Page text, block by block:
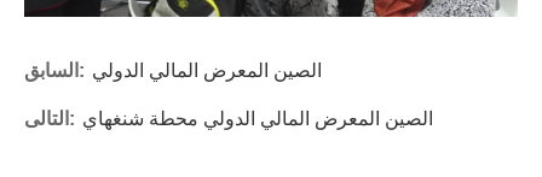
السابق: الصين المعرض المالي الدولي
التالى: الصين المعرض المالي الدولي محطة شنغهاي